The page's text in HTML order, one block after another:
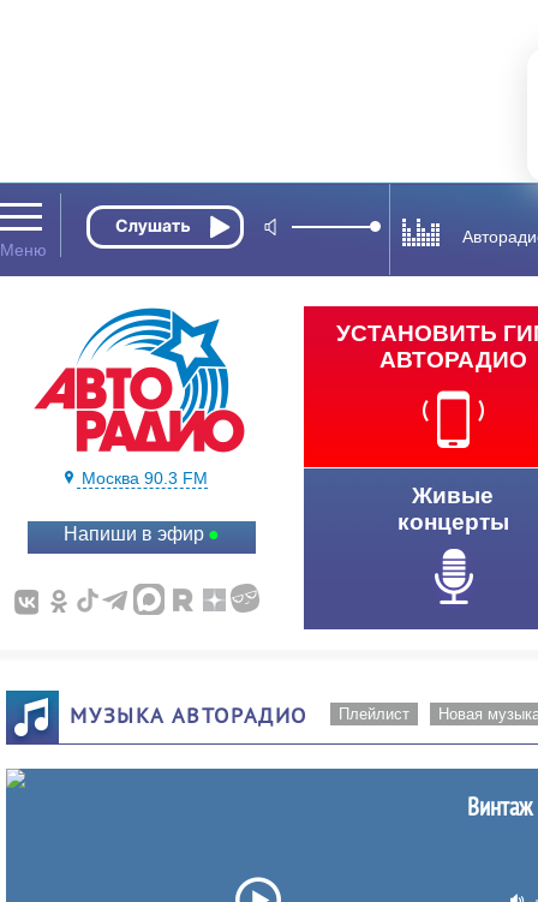
Москва 90.3 FM
Напиши в эфир
УСТАНОВИТЬ
АВТОРАДИО
Живые
концерты
МУЗЫКА АВТОРАДИО Плейлист Новая